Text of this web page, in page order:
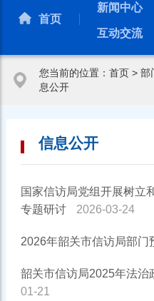
首页
新闻中心
互动交流
您当前的位置： 首页> 部
息公开
信息公开
国家信访局党组开展树立
专题研讨
2026-03-24
2026年韶关市信访局部门
韶关市信访局2025年法治
01-21